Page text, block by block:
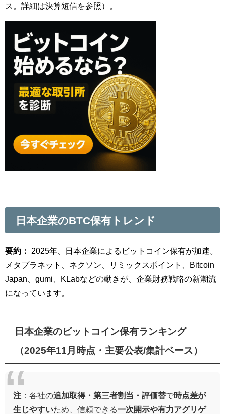
ス。詳細は決算短信を参照）。
日本企業のBTC保有トレンド
要約：
2025年、日本企業によるビットコイン保有が加速。
メタプラネット、ネクソン、リミックスポイント、Bitcoin
Japan、gumi、KLabなどの動きが、企業財務戦略の新潮流
になっています。
日本企業のビットコイン保有ランキング
（2025年11月時点・主要公表/集計ベース）
注 ：各社の追加取得・第三者割当・評価替で時点差が
生じやすいため、信頼できる一次開示や有力アグリゲ